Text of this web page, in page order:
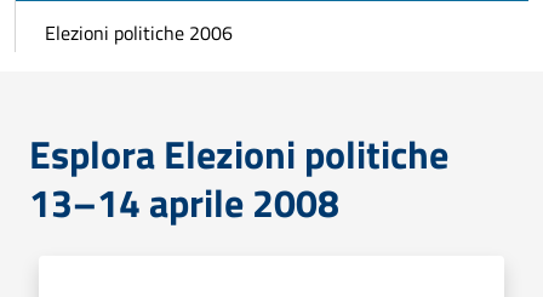
Elezioni politiche 2006
Esplora Elezioni politiche
13–14 aprile 2008